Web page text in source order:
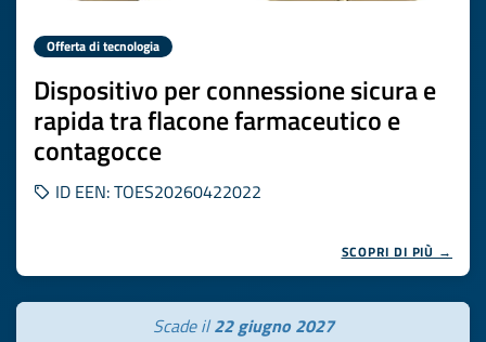
Offerta di tecnologia
Dispositivo per connessione sicura e
rapida tra flacone farmaceutico e
contagocce
ID EEN: TOES20260422022
SCOPRI DI PIÙ →
Scade il22 giugno 2027